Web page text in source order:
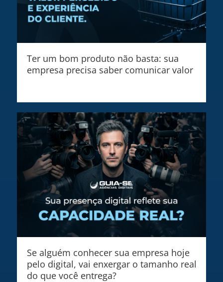
Ter um bom produto não basta: sua
empresa precisa saber comunicar valor
Se alguém conhecer sua empresa hoje
pelo digital, vai enxergar o tamanho real
do que você entrega?